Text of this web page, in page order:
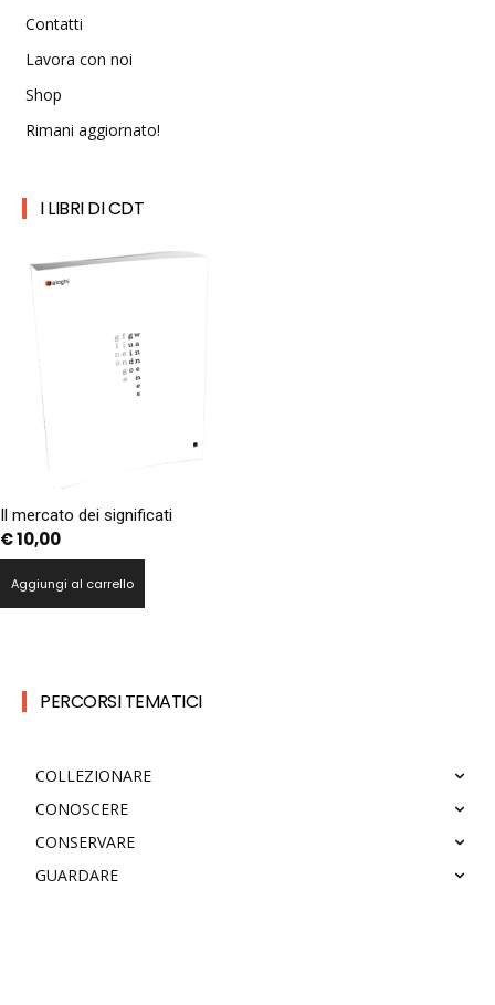
Contatti
Lavora con noi
Shop
Rimani aggiornato!
I LIBRI DI CDT
Il mercato dei significati
€10,00
Aggiungi al carrello
PERCORSI TEMATICI
COLLEZIONARE
CONOSCERE
CONSERVARE
GUARDARE